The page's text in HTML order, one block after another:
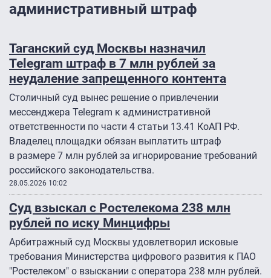
административный штраф
Таганский суд Москвы назначил
Telegram штраф в 7 млн рублей за
неудаление запрещенного контента
Столичный суд вынес решение о привлечении
мессенджера Telegram к административной
ответственности по части 4 статьи 13.41 КоАП РФ.
Владелец площадки обязан выплатить штраф
в размере 7 млн рублей за игнорирование требований
российского законодательства.
28.05.2026 10:02
Суд взыскал с Ростелекома 238 млн
рублей по иску Минцифры
Арбитражный суд Москвы удовлетворил исковые
требования Министерства цифрового развития к ПАО
"Ростелеком" о взыскании с оператора 238 млн рублей.